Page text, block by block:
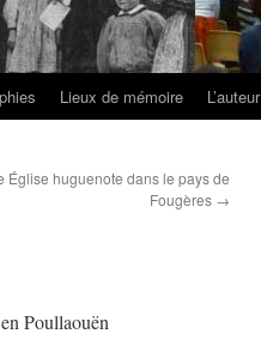
Lieux de mémoire L’auteur
Église huguenote dans le pays de
Fougères →
Poullaouën